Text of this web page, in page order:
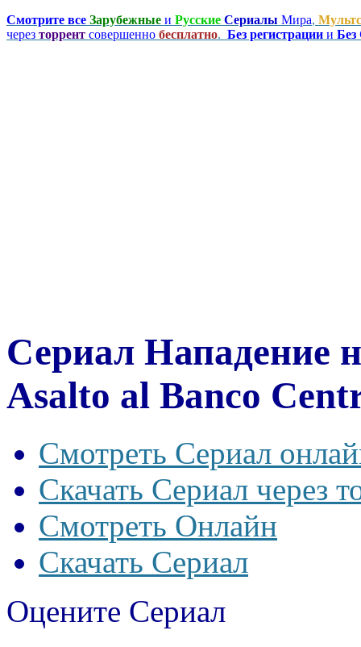
Смотрите все Зарубежные и Русские Сериалы Мира,
через торрент совершенно бесплатно. Без регистрации и
Сериал Нападение
Asalto al Banco
Смотреть Сериал
Скачать Сериал через
Смотреть Онлайн
Скачать Сериал
Оцените Сериал